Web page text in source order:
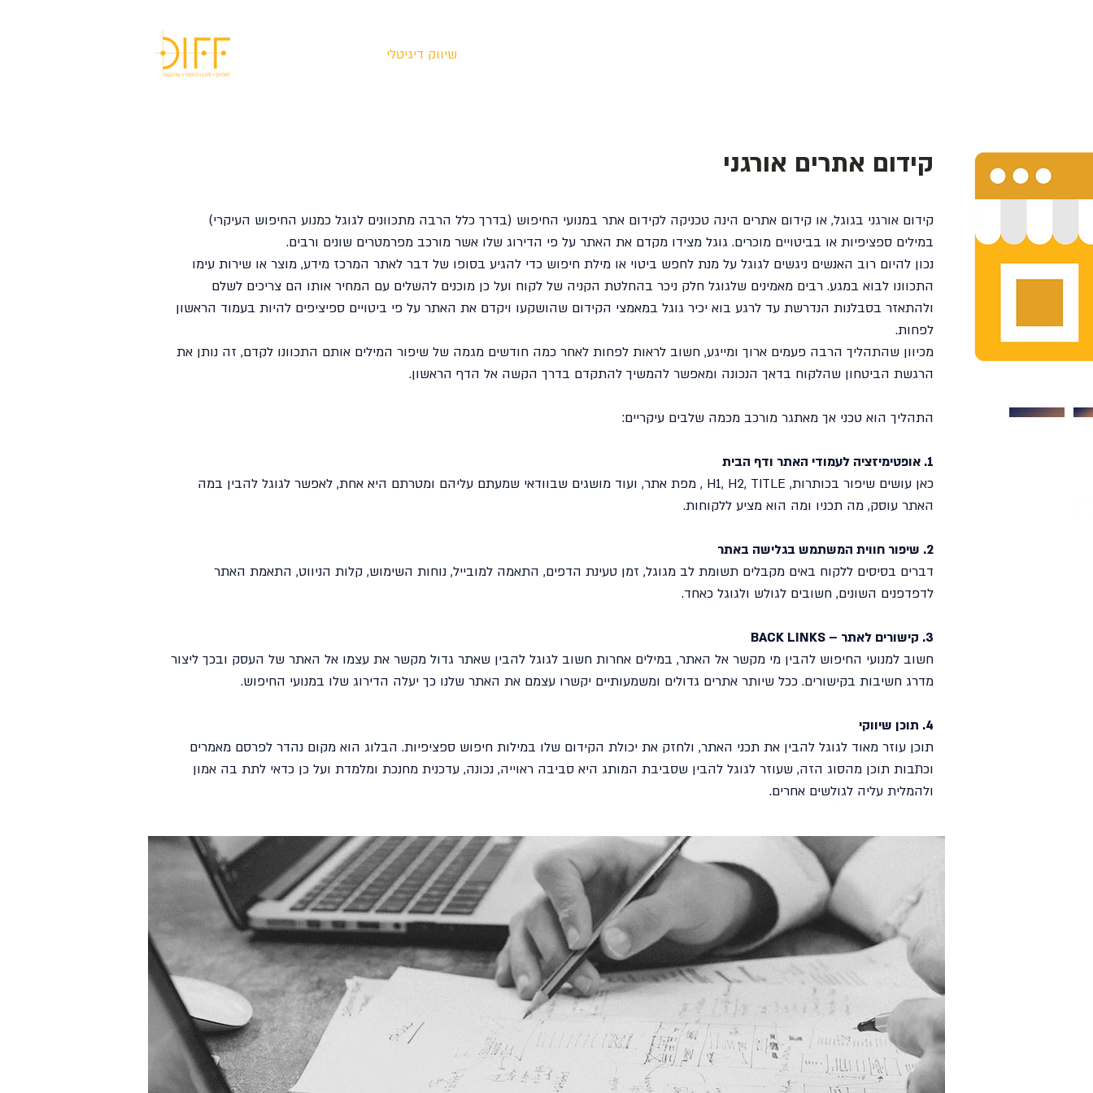
שיווק דיגיטלי
שיווק דיגיטלי למסעדות, אוכל ויין
קידום אתרים אורגני
קידום אורגני בגוגל, או קידום אתרים הינה טכניקה לקידום אתר במנועי החיפוש (בדרך כלל הרבה מתכוונים לגוגל כמנוע החיפוש העיקרי)
במילים ספציפיות או בביטויים מוכרים. גוגל מצידו מקדם את האתר על פי הדירוג שלו אשר מורכב מפרמטרים שונים ורבים.
נכון להיום רוב האנשים ניגשים לגוגל על מנת לחפש ביטוי או מילת חיפוש כדי להגיע בסופו של דבר לאתר המרכז מידע, מוצר או שירות עימו
התכוונו לבוא במגע. רבים מאמינים שלגוגל חלק ניכר בהחלטת הקניה של לקוח ועל כן מוכנים להשלים עם המחיר אותו הם צריכים לשלם
ולהתאזר בסבלנות הנדרשת עד לרגע בוא יכיר גוגל במאמצי הקידום שהושקעו ויקדם את האתר על פי ביטויים ספיציפים להיות בעמוד הראשון
לפחות.
מכיוון שהתהליך הרבה פעמים ארוך ומייגע, חשוב לראות לפחות לאחר כמה חודשים מגמה של שיפור המילים אותם התכוונו לקדם, זה נותן את
הרגשת הביטחון שהלקוח בדאך הנכונה ומאפשר להמשיך להתקדם בדרך הקשה אל הדף הראשון.
התהליך הוא טכני אך מאתגר מורכב מכמה שלבים עיקריים:
1. אופטימיזציה לעמודי האתר ודף הבית
כאן עושים שיפור בכותרות, H1, H2, TITLE , מפת אתר, ועוד מושגים שבוודאי שמעתם עליהם ומטרתם היא אחת, לאפשר לגוגל להבין במה
האתר עוסק, מה תכניו ומה הוא מציע ללקוחות.
2. שיפור חווית המשתמש בגלישה באתר
דברים בסיסים ללקוח באים מקבלים תשומת לב מגוגל, זמן טעינת הדפים, התאמה למובייל, נוחות השימוש, קלות הניווט, התאמת האתר
לדפדפנים השונים, חשובים לגולש ולגוגל כאחד.
3. קישורים לאתר – BACK LINKS
חשוב למנועי החיפוש להבין מי מקשר אל האתר, במילים אחרות חשוב לגוגל להבין שאתר גדול מקשר את עצמו אל האתר של העסק ובכך ליצור
מדרג חשיבות בקישורים. ככל שיותר אתרים גדולים ומשמעותיים יקשרו עצמם את האתר שלנו כך יעלה הדירוג שלו במנועי החיפוש.
4. תוכן שיווקי
תוכן עוזר מאוד לגוגל להבין את תכני האתר, ולחזק את יכולת הקידום שלו במילות חיפוש ספציפיות. הבלוג הוא מקום נהדר לפרסם מאמרים
וכתבות תוכן מהסוג הזה, שעוזר לגוגל להבין שסביבת המותג היא סביבה ראוייה, נכונה, עדכנית מחנכת ומלמדת ועל כן כדאי לתת בה אמון
ולהמלית עליה לגולשים אחרים.
שיווק דיגיטלי לאירועי ספורט בארץ
שיווק דיגיטלי לפוליטיקאים ומפלגות